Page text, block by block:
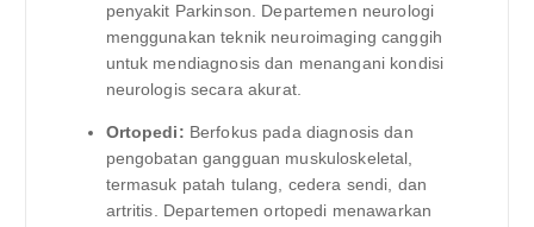
penyakit Parkinson. Departemen neurologi
menggunakan teknik neuroimaging canggih
untuk mendiagnosis dan menangani kondisi
neurologis secara akurat.
Ortopedi: Berfokus pada diagnosis dan
pengobatan gangguan muskuloskeletal,
termasuk patah tulang, cedera sendi, dan
artritis. Departemen ortopedi menawarkan